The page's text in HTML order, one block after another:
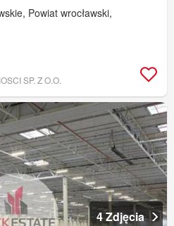
Powiat wrocławski,
SP. Z O.O.
4 Zdjęcia